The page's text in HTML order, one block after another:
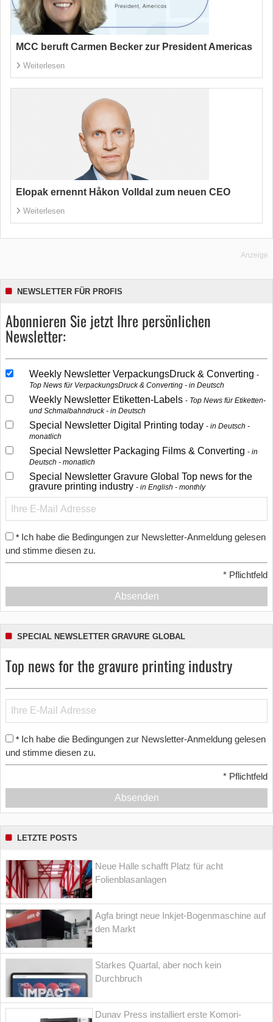
MCC beruft Carmen Becker zur President Americas
Weiterlesen
Elopak ernennt Håkon Volldal zum neuen CEO
Weiterlesen
Anzeige
NEWSLETTER FÜR PROFIS
Abonnieren Sie jetzt Ihre persönlichen
Newsletter:
Weekly Newsletter VerpackungsDruck & Converting
Top News für VerpackungsDruck & Converting - in Deutsch
Weekly Newsletter Etiketten-Labels
Top News für Etiketten-
und Schmalbahndruck - in Deutsch
Special Newsletter Digital Printing today
in Deutsch -
monatlich
Special Newsletter Packaging Films & Converting
in
Deutsch - monatlich
Special Newsletter Gravure Global Top news for the
gravure printing industry
in English - monthly
* Ich habe die Bedingungen zur Newsletter-Anmeldung gelesen
und stimme diesen zu.
* Pflichtfeld
Absenden
SPECIAL NEWSLETTER GRAVURE GLOBAL
Top news for the gravure printing industry
* Ich habe die Bedingungen zur Newsletter-Anmeldung gelesen
und stimme diesen zu.
* Pflichtfeld
Absenden
LETZTE POSTS
Neue Halle schafft Platz für acht
Folienblasanlagen
Agfa bringt neue Inkjet-Bogenmaschine auf
den Markt
Starkes Quartal, aber noch kein
Durchbruch
Dunav Press installiert erste Komori-